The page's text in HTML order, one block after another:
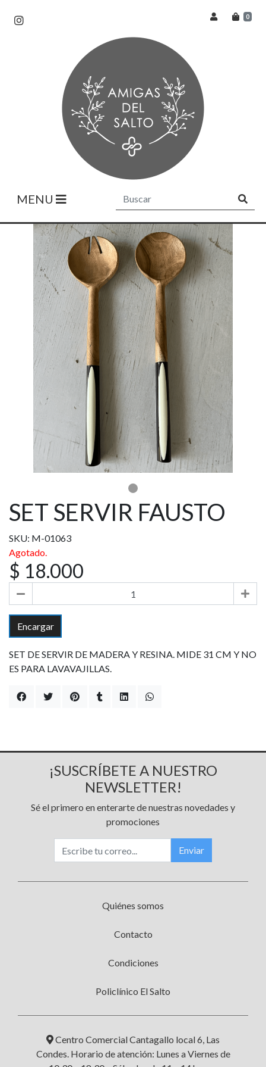
0
MENU
SET SERVIR FAUSTO
SKU: M-01063
Agotado.
$ 18.000
Encargar
SET DE SERVIR DE MADERA Y RESINA. MIDE 31 CM Y NO
ES PARA LAVAVAJILLAS.
¡SUSCRÍBETE A NUESTRO
NEWSLETTER!
Sé el primero en enterarte de nuestras novedades y
promociones
Enviar
Quiénes somos
Contacto
Condiciones
Policlínico El Salto
Centro Comercial Cantagallo local 6, Las
Condes. Horario de atención: Lunes a Viernes de